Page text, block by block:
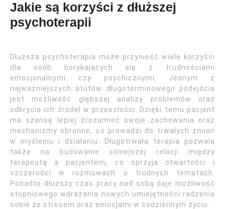
Jakie są korzyści z dłuższej
psychoterapii
Dłuższa psychoterapia może przynieść wiele korzyści
dla osób borykających się z trudnościami
emocjonalnymi czy psychicznymi. Jednym z
najważniejszych atutów długoterminowego podejścia
jest możliwość głębszej analizy problemów oraz
odkrycia ich źródeł w przeszłości. Dzięki temu pacjent
ma szansę lepiej zrozumieć swoje zachowania oraz
mechanizmy obronne, co prowadzi do trwałych zmian
w myśleniu i działaniu. Długotrwała terapia pozwala
także na budowanie silniejszej relacji między
terapeutą a pacjentem, co sprzyja otwartości i
szczerości w rozmowach o trudnych tematach.
Ponadto dłuższy czas pracy nad sobą daje możliwość
stopniowego wdrażania nowych umiejętności radzenia
sobie ze stresem oraz emocjami w codziennym życiu.